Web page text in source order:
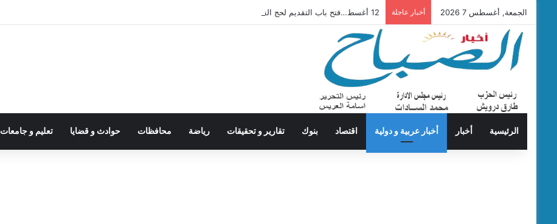
الجمعة, أغسطس 7 2026 أخبار عاجلة 12 أغسط…فتح باب التقديم لحج القرعة
الرئيسية أخبار أخبار عربية و دولية اقتصاد بنوك تقارير و تحقيقات رياضة محافظات حوادث و قضايا تعليم و جامعات